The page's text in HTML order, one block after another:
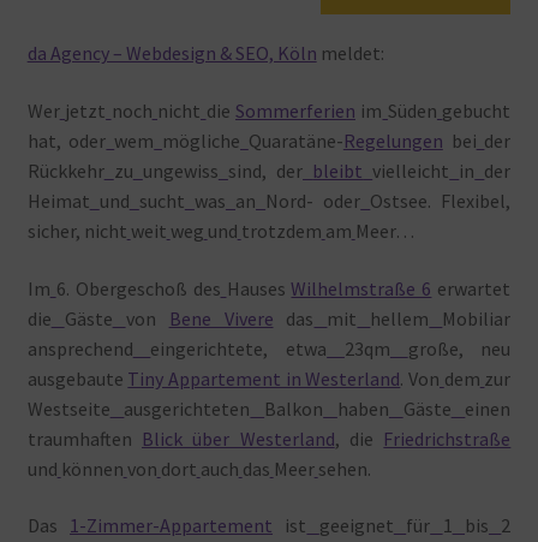
da Agency – Webdesign & SEO, Köln meldet:
Wer jetzt noch nicht die Sommerferien im Süden gebucht
hat, oder wem mögliche Quaratäne-Regelungen bei der
Rückkehr zu ungewiss sind, der bleibt vielleicht in der
Heimat und sucht was an Nord- oder Ostsee. Flexibel,
sicher, nicht weit weg und trotzdem am Meer…
Im 6. Obergeschoß des HausesWilhelmstraße 6 erwartet
die
Gäste von Bene Vivere das mit hellem
Mobiliar
ansprechend
eingerichtete, etwa 23qm
große, neu
ausgebaute Tiny Appartement in Westerland. Von dem zur
Westseite
ausgerichteten Balkon haben Gäste
einen
traumhaften Blick über Westerland, die Friedrichstraße
und können von dort auch das Meer sehen.
Das 1-Zimmer-Appartement ist geeignet für 1 bis 2